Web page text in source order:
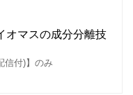
オマスの成分分離技
信付)】のみ